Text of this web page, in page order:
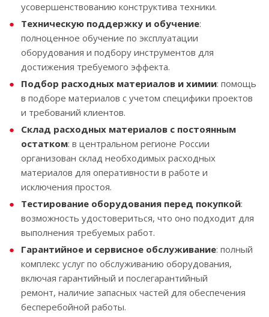
усовершенствованию конструктива техники.
Техническую поддержку и обучение:
полноценное обучение по эксплуатации
оборудования и подбору инструментов для
достижения требуемого эффекта.
Подбор расходных материалов и химии: помощь
в подборе материалов с учетом специфики проектов
и требований клиентов.
Склад расходных материалов с постоянным
остатком: в центральном регионе России
организован склад необходимых расходных
материалов для оперативности в работе и
исключения простоя.
Тестирование оборудования перед покупкой:
возможность удостовериться, что оно подходит для
выполнения требуемых работ.
Гарантийное и сервисное обслуживание: полный
комплекс услуг по обслуживанию оборудования,
включая гарантийный и послегарантийный
ремонт, наличие запасных частей для обеспечения
бесперебойной работы.